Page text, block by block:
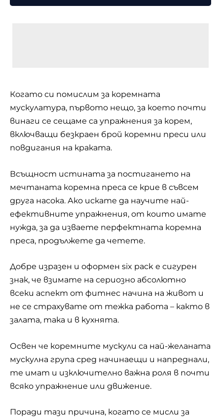
Когато си помислим за коремната
мускулатура, първото нещо, за което почти
винаги се сещаме са упражнения за корем,
включващи безкраен брой коремни преси или
повдигания на краката.
Всъщност истината за постигането на
мечтаната коремна преса се крие в съвсем
друга насока. Ако искате да научите най-
ефективните упражнения, от които имате
нужда, за да изваете перфектната коремна
преса, продължете да четете.
Добре изразен и оформен six pack е сигурен
знак, че взимате на сериозно абсолютно
всеки аспект от фитнес начина на живот и
не се страхувате от тежка работа – както в
залата, така и в кухнята.
Освен че коремните мускули са най-желаната
мускулна група сред начинаещи и напреднали,
те имат и изключително важна роля в почти
всяко упражнение или движение.
Поради тази причина, когато се мисли за